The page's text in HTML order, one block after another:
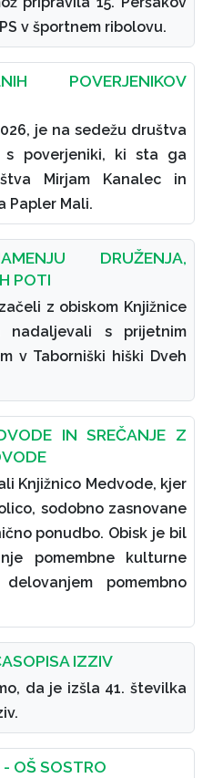
v športnem ribolovu.
POVERJENIKOV
je na sedežu društva
s poverjeniki, ki sta ga
Mirjam Kanalec in
Papler Mali.
DRUŽENJA,
POTI
z obiskom Knjižnice
s prijetnim
v Taborniški hiški Dveh
IN SREČANJE Z
Knjižnico Medvode, kjer
sodobno zasnovane
ponudbo. Obisk je bil
pomembne kulturne
pomembno
IZZIV
da je izšla 41. številka
OŠ SOSTRO